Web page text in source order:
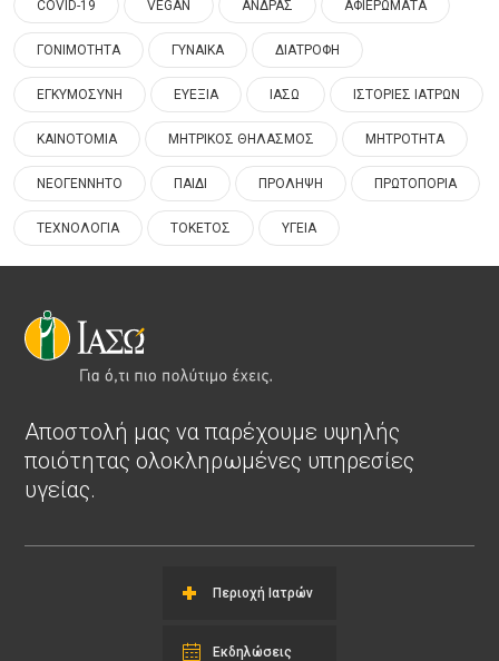
COVID-19 VEGAN ΑΝΔΡΑΣ ΑΦΙΕΡΩΜΑΤΑ
ΓΟΝΙΜΟΤΗΤΑ ΓΥΝΑΙΚΑ ΔΙΑΤΡΟΦΗ
ΕΓΚΥΜΟΣΥΝΗ ΕΥΕΞΙΑ ΙΑΣΩ ΙΣΤΟΡΙΕΣ ΙΑΤΡΩΝ
ΚΑΙΝΟΤΟΜΙΑ ΜΗΤΡΙΚΟΣ ΘΗΛΑΣΜΟΣ ΜΗΤΡΟΤΗΤΑ
ΝΕΟΓΕΝΝΗΤΟ ΠΑΙΔΙ ΠΡΟΛΗΨΗ ΠΡΩΤΟΠΟΡΙΑ
ΤΕΧΝΟΛΟΓΙΑ ΤΟΚΕΤΟΣ ΥΓΕΙΑ
Αποστολή μας να παρέχουμε υψηλής
ποιότητας ολοκληρωμένες υπηρεσίες
υγείας.
Περιοχή Ιατρών
Εκδηλώσεις